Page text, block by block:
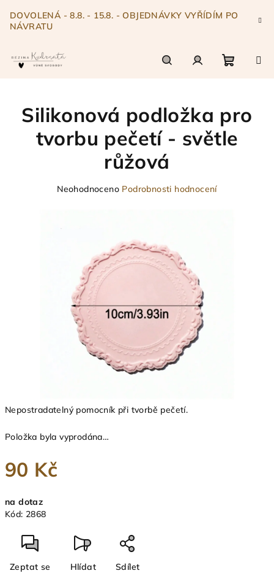
obsah
DOVOLENÁ - 8.8. - 15.8. - OBJEDNÁVKY VYŘÍDÍM PO
NÁVRATU
košík
Nepostradatelný pomocník při tvorbě pečetí.
Položka byla vyprodána…
90 Kč
cena:
na dotaz
Kód: 2868
Zeptat se Hlídat Sdílet
Silikonová podložka pro
tvorbu pečetí - světle
růžová
Průměrné
hvězdiček.
Neohodnoceno Podrobnosti hodnocení